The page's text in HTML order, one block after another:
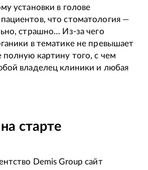
установки в голове
что стоматология —
страшно… Из-за чего
в тематике не превышает
полную картину того, с чем
владелец клиники и любая
старте
Demis Group сайт